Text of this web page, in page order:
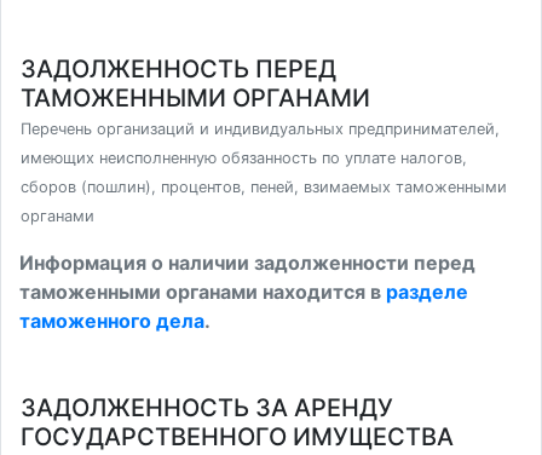
ЗАДОЛЖЕННОСТЬ ПЕРЕД
ТАМОЖЕННЫМИ ОРГАНАМИ
Перечень организаций и индивидуальных предпринимателей,
имеющих неисполненную обязанность по уплате налогов,
сборов (пошлин), процентов, пеней, взимаемых таможенными
органами
Информация о наличии задолженности перед
таможенными органами находится в разделе
таможенного дела.
ЗАДОЛЖЕННОСТЬ ЗА АРЕНДУ
ГОСУДАРСТВЕННОГО ИМУЩЕСТВА